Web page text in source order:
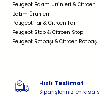
Peugeot Bakım Ürünleri & Citroen
Bakım Ürünleri
Peugeot Far & Citroen Far
Peugeot Stop & Citroen Stop
Peugeot Rotbaşı & Citroen Rotbaş
Hızlı Teslimat
Siparişleriniz en kısa